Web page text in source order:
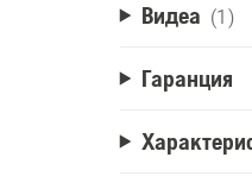
Видеа (1)
Гаранция